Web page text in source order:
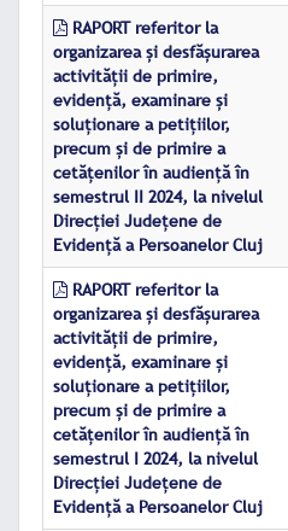
RAPORT referitor la
organizarea şi desfăşurarea
activităţii de primire,
evidenţă, examinare şi
soluţionare a petiţiilor,
precum şi de primire a
cetăţenilor în audienţă în
semestrul II 2024, la nivelul
Direcţiei Judeţene de
Evidenţă a Persoanelor Cluj
RAPORT referitor la
organizarea şi desfăşurarea
activităţii de primire,
evidenţă, examinare şi
soluţionare a petiţiilor,
precum şi de primire a
cetăţenilor în audienţă în
semestrul I 2024, la nivelul
Direcţiei Judeţene de
Evidenţă a Persoanelor Cluj